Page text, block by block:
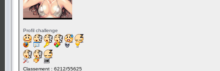
Profil challenge
Classement : 6212/55625